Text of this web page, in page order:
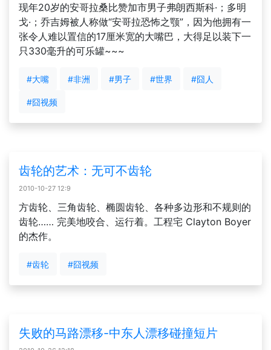
现年20岁的安哥拉桑比赞加市男子弗朗西斯科·；多明
戈·；乔吉姆被人称做“安哥拉恐怖之颚”，因为他拥有一
张令人难以置信的17厘米宽的大嘴巴，大得足以装下一
只330毫升的可乐罐~~~
#大嘴 #非洲 #男子 #世界 #囧人
#囧视频
齿轮的艺术：无可不齿轮
2010-10-27 12:9
方齿轮、三角齿轮、椭圆齿轮、各种多边形和不规则的
齿轮…… 完美地咬合、运行着。工程宅 Clayton Boyer
的杰作。
#齿轮 #囧视频
失败的马路漂移-中东人漂移碰撞短片